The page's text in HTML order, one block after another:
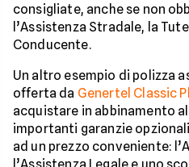
consigliate, anche se non
l’Assistenza Stradale, la
Conducente.
Un altro esempio di polizza
offerta da Genertel Classic
acquistare in abbinamento
importanti garanzie
ad un prezzo conveniente:
l’Assistenza Legale e uno